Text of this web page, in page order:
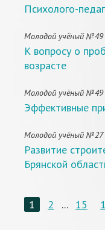
Психолого-
Молодой учёный №49
К вопросу о
возрасте
Молодой учёный №49
Эффективные
Молодой учёный №27
Развитие
Брянской
1 2 ... 15